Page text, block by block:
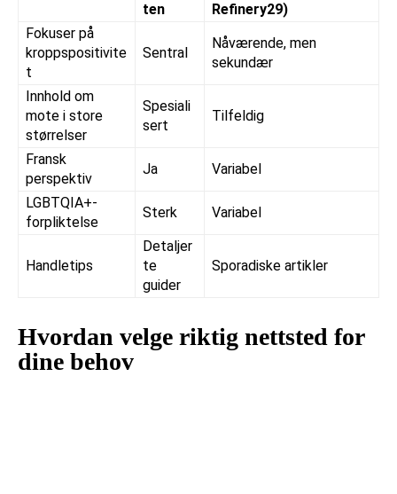
ten
Refinery29)
Fokuser på
kroppspositivite
t
Sentral
Nåværende, men
sekundær
Innhold om
mote i store
størrelser
Spesiali
sert
Tilfeldig
Fransk
perspektiv
Ja
Variabel
LGBTQIA+-
forpliktelse
Sterk Variabel
Handletips
Detaljer
te
guider
Sporadiske artikler
Hvordan velge riktig nettsted for
dine behov